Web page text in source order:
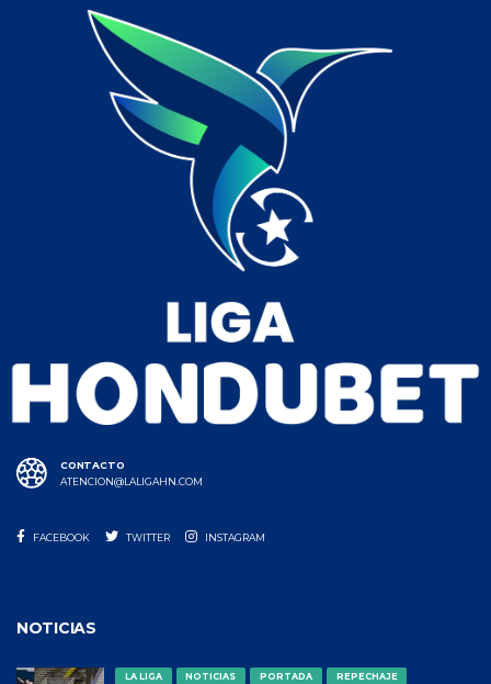
CONTACTO
ATENCION@LALIGAHN.COM
FACEBOOK TWITTER INSTAGRAM
NOTICIAS
LA LIGA NOTICIAS PORTADA REPECHAJE